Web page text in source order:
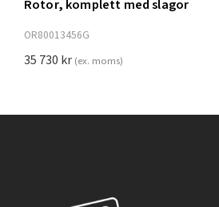
Rotor, komplett med slagor
OR80013456G
35 730 kr (ex. moms)